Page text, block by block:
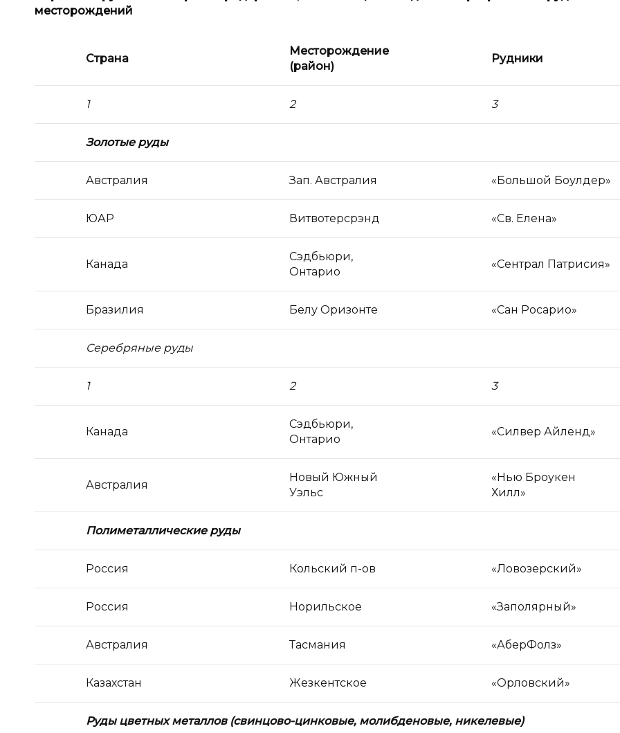
месторождений
Страна
Месторождение
(район)
Рудники
1 2 3
Золотые руды
Австралия Зап. Австралия «Большой Боулдер»
ЮАР Витвотерсрэнд «Св. Елена»
Канада
Сэдбьюри,
Онтарио
«Сентрал Патрисия»
Бразилия Белу Оризонте «Сан Росарио»
Серебряные руды
1 2 3
Канада
Сэдбьюри,
Онтарио
«Силвер Айленд»
Австралия
Новый Южный
Уэльс
«Нью Броукен
Хилл»
Полиметаллические руды
Россия Кольский п-ов «Ловозерский»
Россия Норильское «Заполярный»
Австралия Тасмания «АберФолз»
Казахстан Жезкентское «Орловский»
Руды цветных металлов (свинцово-цинковые, молибденовые, никелевые)